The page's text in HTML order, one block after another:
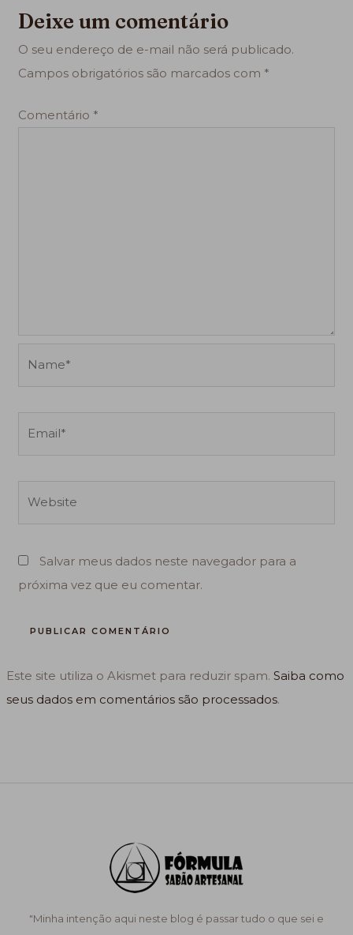
Deixe um comentário
O seu endereço de e-mail não será publicado.
Campos obrigatórios são marcados com *
Comentário *
Salvar meus dados neste navegador para a
próxima vez que eu comentar.
Este site utiliza o Akismet para reduzir spam.Saiba como
seus dados em comentários são processados.
"Minha intenção aqui neste blog é passar tudo o que sei e